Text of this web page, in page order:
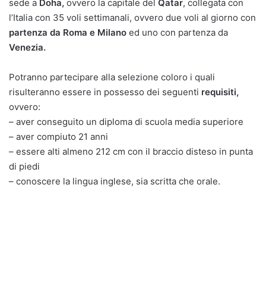
sede a Doha, ovvero la capitale del Qatar, collegata con
l’Italia con 35 voli settimanali, ovvero due voli al giorno con
partenza da Roma e Milano ed uno con partenza da
Venezia.
Potranno partecipare alla selezione coloro i quali
risulteranno essere in possesso dei seguenti requisiti,
ovvero:
– aver conseguito un diploma di scuola media superiore
– aver compiuto 21 anni
– essere alti almeno 212 cm con il braccio disteso in punta
di piedi
– conoscere la lingua inglese, sia scritta che orale.